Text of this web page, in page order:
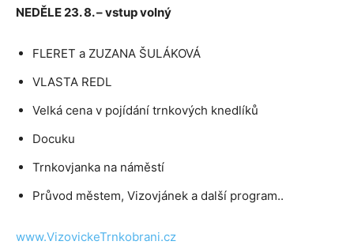
NEDĚLE 23. 8. – vstup volný
FLERET a ZUZANA ŠULÁKOVÁ
VLASTA REDL
Velká cena v pojídání trnkových knedlíků
Docuku
Trnkovjanka na náměstí
Průvod městem, Vizovjánek a další program..
www.VizovickeTrnkobrani.cz